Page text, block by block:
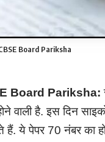
Board Pariksha
Board Pariksha:
वाली है. इस दिन
हैं. ये पेपर 70 नंबर का